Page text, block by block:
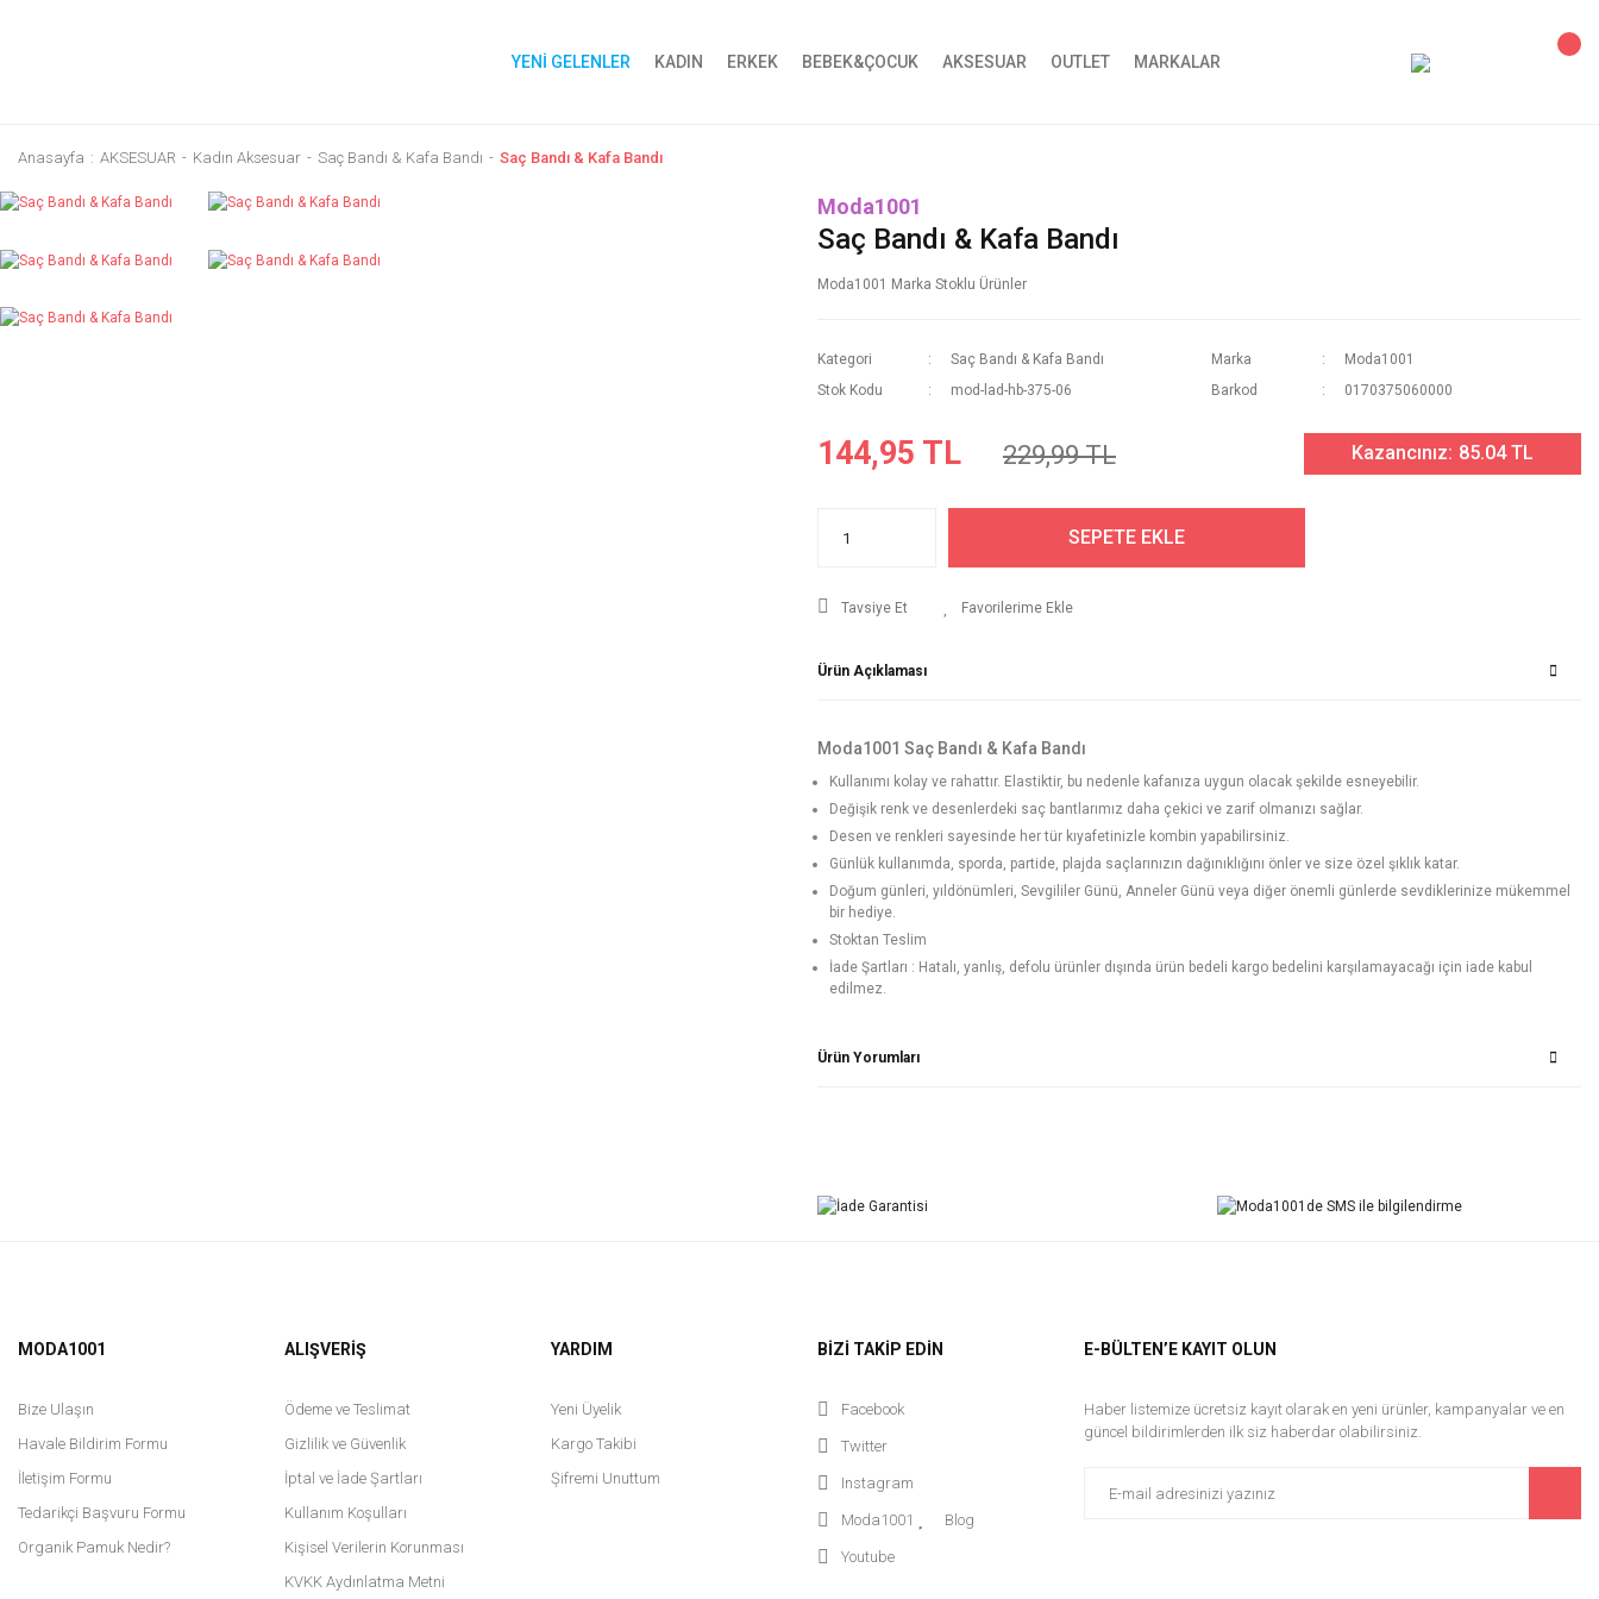
YENİ GELENLER KADIN ERKEK BEBEK&ÇOCUK AKSESUAR OUTLET MARKALAR
Anasayfa AKSESUAR Kadın Aksesuar Saç Bandı & Kafa Bandı Saç Bandı & Kafa Bandı
Moda1001
Saç Bandı & Kafa Bandı
Moda1001 Marka Stoklu Ürünler
Kategori Saç Bandı & Kafa Bandı Marka
Moda1001
Stok Kodu
mod-lad-hb-375-06 Barkod 0170375060000
144,95 TL 229,99 TL Kazancınız: 85.04 TL
SEPETE EKLE
Tavsiye Et
Ürün Açıklaması
Moda1001 Saç Bandı & Kafa Bandı
Kullanımı kolay ve rahattır. Elastiktir, bu nedenle kafanıza uygun olacak şekilde esneyebilir.
Değişik renk ve desenlerdeki saç bantlarımız daha çekici ve zarif olmanızı sağlar.
Desen ve renkleri sayesinde her tür kıyafetinizle kombin yapabilirsiniz.
Günlük kullanımda, sporda, partide, plajda saçlarınızın dağınıklığını önler ve size özel şıklık katar.
Doğum günleri, yıldönümleri, Sevgililer Günü, Anneler Günü veya diğer önemli günlerde sevdiklerinize mükemmel
bir hediye.
Stoktan Teslim
İade Şartları : Hatalı, yanlış, defolu ürünler dışında ürün bedeli kargo bedelini karşılamayacağı için iade kabul
edilmez.
Ürün Yorumları
Yorum Yaz
MODA1001
Bize Ulaşın
Havale Bildirim Formu
İletişim Formu
Tedarikçi Başvuru Formu
Organik Pamuk Nedir?
ALIŞVERİŞ
Ödeme ve Teslimat
Gizlilik ve Güvenlik
İptal ve İade Şartları
Kullanım Koşulları
Kişisel Verilerin Korunması
KVKK Aydınlatma Metni
YARDIM
Yeni Üyelik
Kargo Takibi
Şifremi Unuttum
BİZİ TAKİP EDİN
Facebook
Twitter
Instagram
Moda1001 Blog
Youtube
E-BÜLTEN’E KAYIT OLUN
Haber listemize ücretsiz kayıt olarak en yeni ürünler, kampanyalar ve en
güncel bildirimlerden ilk siz haberdar olabilirsiniz.